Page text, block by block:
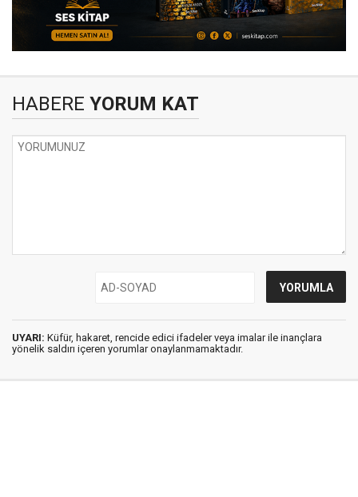
HABERE YORUM KAT
UYARI: Küfür, hakaret, rencide edici ifadeler veya imalar ile inançlara
yönelik saldırı içeren yorumlar onaylanmamaktadır.